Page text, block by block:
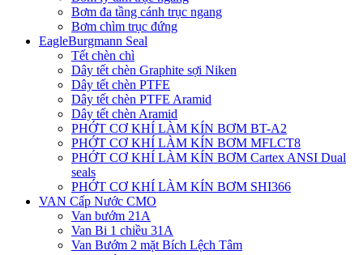
Bơm đa tầng cánh trục ngang
Bơm chìm trục đứng
EagleBurgmann Seal
Tết chèn chì
Dây tết chèn Graphite sợi Niken
Dây tết chèn PTFE
Dây tết chèn PTFE Aramid
Dây tết chèn Aramid
PHỚT CƠ KHÍ LÀM KÍN BƠM BT-A2
PHỚT CƠ KHÍ LÀM KÍN BƠM MFLCT8
PHỚT CƠ KHÍ LÀM KÍN BƠM Cartex ANSI Dual
seals
PHỚT CƠ KHÍ LÀM KÍN BƠM SHI366
VAN Cấp Nước CMO
Van bướm 21A
Van Bi 1 chiều 31A
Van Bướm 2 mặt Bích Lệch Tâm